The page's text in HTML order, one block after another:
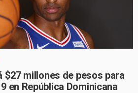
millones de pesos para
en República Dominicana